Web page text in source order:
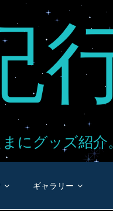
にグッズ紹介。
ギャラリー